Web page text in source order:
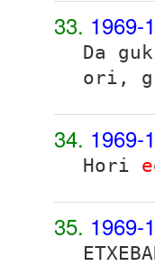
33. 1969-
Da
ori,
34. 1969-
Hori e
35. 1969-